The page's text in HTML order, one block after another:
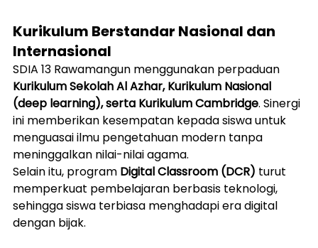
Kurikulum Berstandar Nasional dan
Internasional
SDIA 13 Rawamangun menggunakan perpaduan
Kurikulum Sekolah Al Azhar, Kurikulum Nasional
(deep learning), serta Kurikulum Cambridge. Sinergi
ini memberikan kesempatan kepada siswa untuk
menguasai ilmu pengetahuan modern tanpa
meninggalkan nilai-nilai agama.
Selain itu, program Digital Classroom (DCR) turut
memperkuat pembelajaran berbasis teknologi,
sehingga siswa terbiasa menghadapi era digital
dengan bijak.